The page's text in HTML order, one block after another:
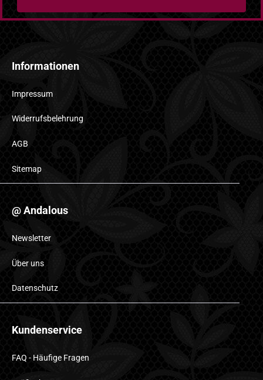
Informationen
Impressum
Widerrufsbelehrung
AGB
Sitemap
@ Andalous
Newsletter
Über uns
Datenschutz
Kundenservice
FAQ - Häufige Fragen